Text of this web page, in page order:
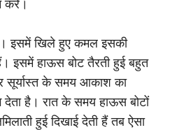
करें।
इसमें खिले हुए कमल इसकी
इसमें हाऊस बोट तैरती हुई बहुत
सूर्यास्त के समय आकाश का
देता है। रात के समय हाऊस बोटों
हुई दिखाई देती हैं तब ऐसा